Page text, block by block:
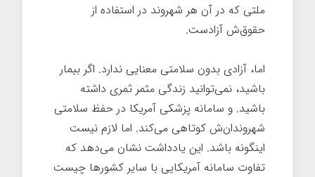
ملتی که در آن هر شهروند در استفاده از
حقوق‌ش آزادست.
اما، آزادی بدون سلامتی معنایی ندارد. اگر بیمار
باشید، نمی‌توانید زندگی مثمر ثمری داشته
باشید. و سامانه پزشکی آمریکا در حفظ سلامتی
شهروندان‌ش کوتاهی می‌کند. اما لازم نیست
اینگونه باشد. این یادداشت نشان می‌دهد که
تفاوت سامانه آمریکایی با سایر کشورها چیست